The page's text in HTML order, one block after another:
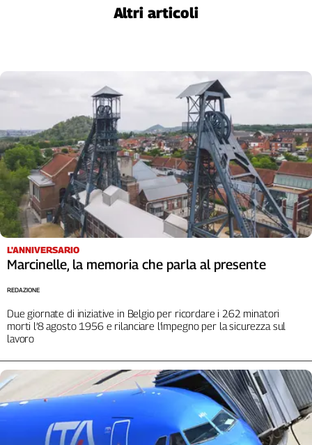
redazione
Newsletter
Social
Altri articoli
L'ANNIVERSARIO
Marcinelle, la memoria che parla al presente
Due giornate di iniziative in Belgio per ricordare i 262 minatori
morti l’8 agosto 1956 e rilanciare l’impegno per la sicurezza sul
lavoro
REDAZIONE